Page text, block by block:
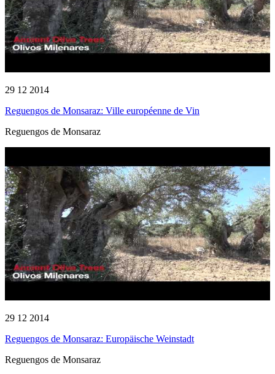
29 12 2014
Reguengos de Monsaraz: Ville européenne de Vin
Reguengos de Monsaraz
29 12 2014
Reguengos de Monsaraz: Europäische Weinstadt
Reguengos de Monsaraz